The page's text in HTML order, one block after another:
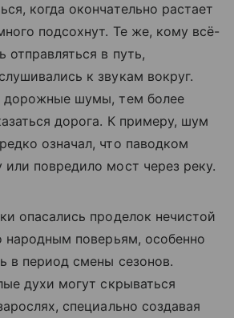
когда окончательно растает
подсохнут. Те же, кому всё-
отправляться в путь,
к звукам вокруг.
дорожные шумы, тем более
дорога. К примеру, шум
означал, что паводком
повредило мост через реку.
опасались проделок нечистой
народным поверьям, особенно
в период смены сезонов.
духи могут скрываться
специально создавая